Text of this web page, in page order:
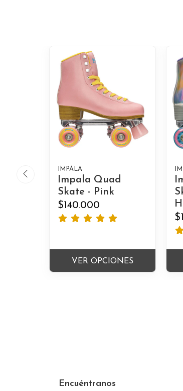
IMPALA
Impala Quad
Skate - Pink
$140.000
VER OPCIONES
Encuéntranos